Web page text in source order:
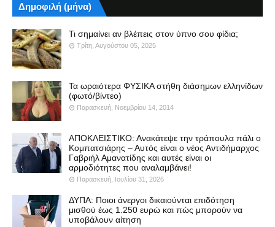
Δημοφιλή (μήνα)
Τι σημαίνει αν βλέπεις στον ύπνο σου φίδια;
Τρίτη, Αυγούστου 05, 2025
Τα ωραιότερα ΦΥΣΙΚΑ στήθη διάσημων ελληνίδων
(φωτό/βίντεο)
Παρασκευή, Νοεμβρίου 14, 2014
ΑΠΟΚΛΕΙΣΤΙΚΟ: Ανακάτεψε την τράπουλα πάλι ο
Κομπατσιάρης – Αυτός είναι ο νέος Αντιδήμαρχος
Γαβριήλ Αμανατίδης και αυτές είναι οι
αρμοδιότητες που αναλαμβάνει!
Παρασκευή, Ιουλίου 31, 2026
ΔΥΠΑ: Ποιοι άνεργοι δικαιούνται επιδότηση
μισθού έως 1.250 ευρώ και πώς μπορούν να
υποβάλουν αίτηση